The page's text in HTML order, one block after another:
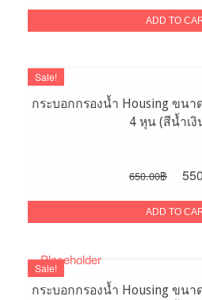
was:
ADD TO
Sale!
กระบอกกรองน้ำ Housing ขนา
4 หุน (สีน้ำเงิ
650.00฿
was:
ADD TO
Sale!
กระบอกกรองน้ำ Housing ขนา